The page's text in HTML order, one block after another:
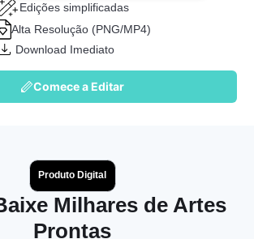
Edições simplificadas
Alta Resolução (PNG/MP4)
Download Imediato
Comece a Editar
Produto Digital
Milhares de Artes
Prontas